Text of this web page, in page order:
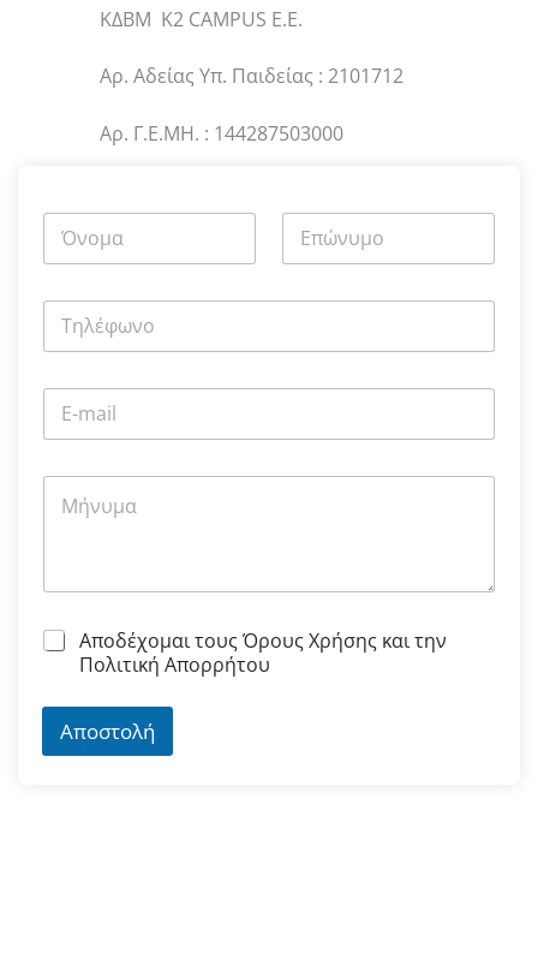
ΚΔΒΜ Κ2 CAMPUS E.E.
Αρ. Αδείας Υπ. Παιδείας : 2101712
Αρ. Γ.Ε.ΜΗ. : 144287503000
Αποδέχομαι τους Όρους Χρήσης και την
Πολιτική Απορρήτου
Αποστολή